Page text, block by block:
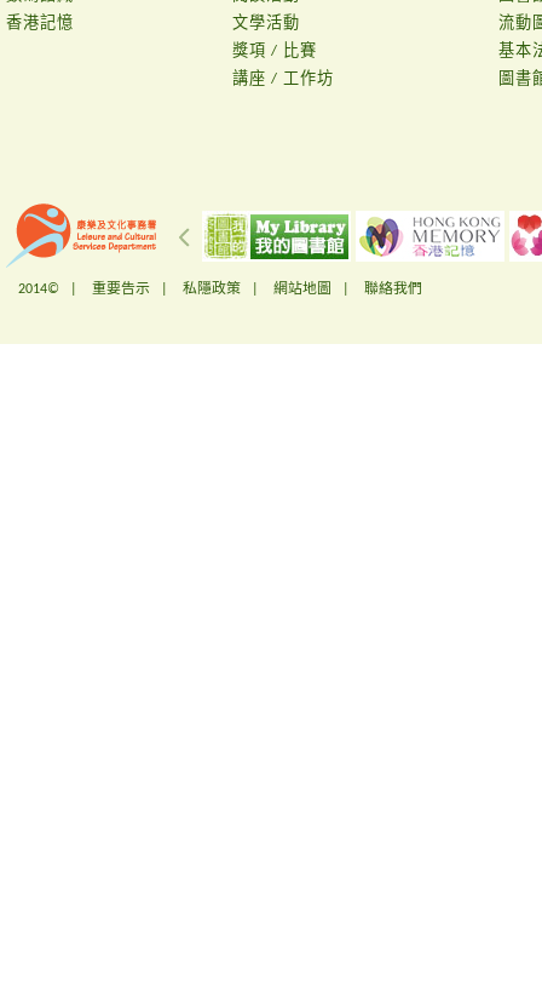
香港記憶
文學活動
獎項 / 比賽
講座 / 工作坊
流動
基本
圖書
2014© | 重要告示 私隱政策 網站地圖 聯絡我們